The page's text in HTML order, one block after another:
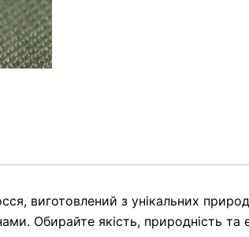
виготовлений з унікальних
Обирайте якість, природність та